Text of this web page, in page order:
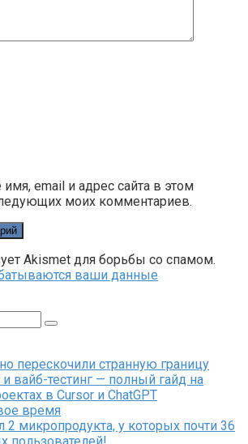
email и адрес сайта в этом
моих комментариев.
Akismet для борьбы со спамом.
ваши данные
перескочили странную границу
вайб-тестинг — полный гайд на
в Cursor и ChatGPT
время
2 микропродукта, у которых почти 36